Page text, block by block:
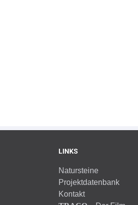
LINKS
Natursteine
Projektdatenbank
Kontakt